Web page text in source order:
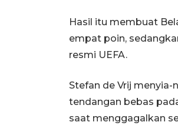
Hasil itu membuat
empat poin,
resmi UEFA.
Stefan de Vrij
tendangan bebas
saat menggagalkan